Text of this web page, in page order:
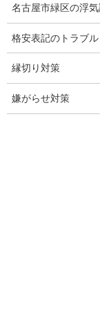
企業調査
愛知探偵
愛知県探偵
探偵愛知県
名古屋市緑区の浮
格安表記のトラブル
縁切り対策
嫌がらせ対策